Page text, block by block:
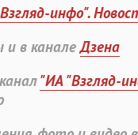
инфо".
и в каналеДзена
"ИА "Взгляд-